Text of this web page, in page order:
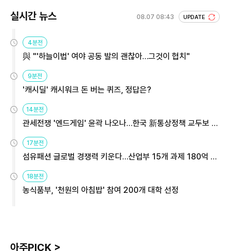
실시간 뉴스 08.07 08:43 UPDATE
4분전
與 "'하늘이법' 여야 공동 발의 괜찮아…그것이 협치"
9분전
'캐시딜' 캐시워크 돈 버는 퀴즈, 정답은?
14분전
관세전쟁 '엔드게임' 윤곽 나오나…한국 新통상정책 교두보 활
용해야
17분전
섬유패션 글로벌 경쟁력 키운다…산업부 15개 과제 180억 지
원
18분전
농식품부, '천원의 아침밥' 참여 200개 대학 선정
아주PICK >